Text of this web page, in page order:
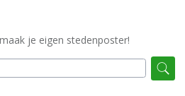
je eigen stedenposter!